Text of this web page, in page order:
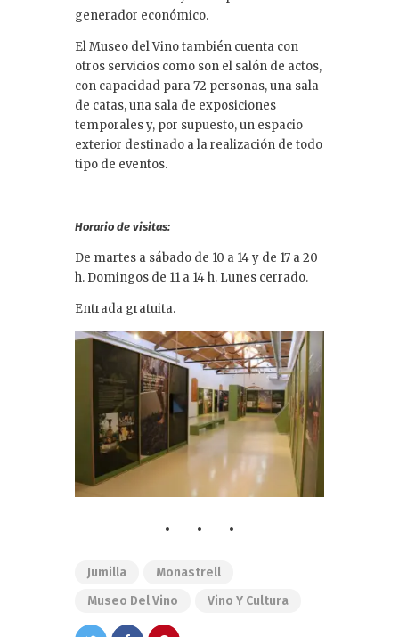
generador económico.
El Museo del Vino también cuenta con
otros servicios como son el salón de actos,
con capacidad para 72 personas, una sala
de catas, una sala de exposiciones
temporales y, por supuesto, un espacio
exterior destinado a la realización de todo
tipo de eventos.
Horario de visitas:
De martes a sábado de 10 a 14 y de 17 a 20
h. Domingos de 11 a 14 h. Lunes cerrado.
Entrada gratuita.
Jumilla
Monastrell
Museo Del Vino
Vino Y Cultura